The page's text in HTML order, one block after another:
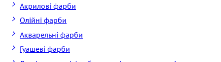
Акрилові фарби
Олійні фарби
Акварельні фарби
Гуашеві фарби